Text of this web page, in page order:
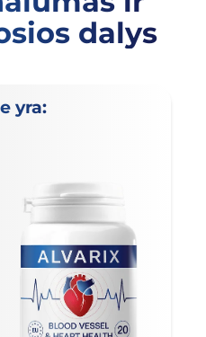
dalys
yra: